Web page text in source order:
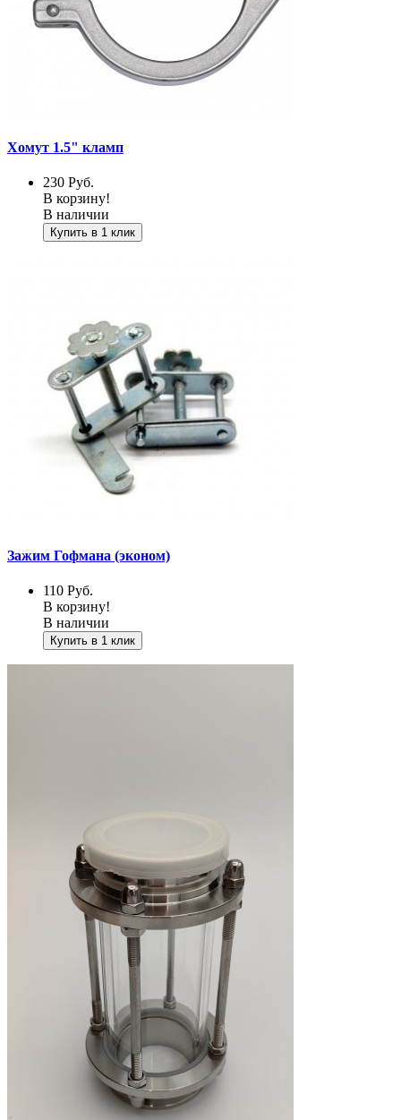
Хомут 1.5" кламп
230 Руб.
В корзину!
В наличии
Купить в 1 клик
Зажим Гофмана (эконом)
110 Руб.
В корзину!
В наличии
Купить в 1 клик